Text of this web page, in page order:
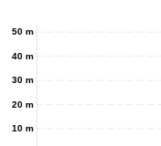
10 m
20 m
30 m
40 m
50 m